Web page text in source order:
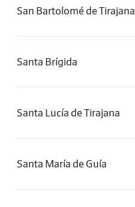
San Bartolomé de Tirajana
Santa Brígida
Santa Lucía de Tirajana
Santa María de Guía